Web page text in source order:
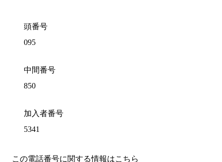
頭番号
095
中間番号
850
加入者番号
5341
この電話番号に関する情報はこちら